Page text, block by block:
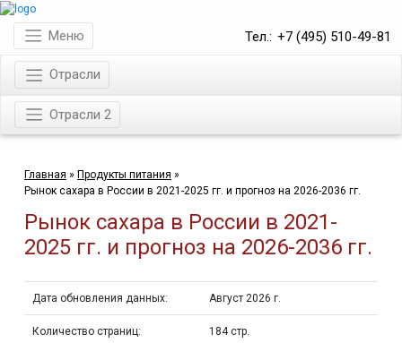
Тел.: +7 (495) 510-49-81
Меню
Отрасли
Отрасли 2
Главная » Продукты питания »
Рынок сахара в России в 2021-2025 гг. и прогноз на 2026-2036 гг.
Рынок сахара в России в 2021-
2025 гг. и прогноз на 2026-2036 гг.
Дата обновления данных: Август 2026 г.
Количество страниц: 184 стр.